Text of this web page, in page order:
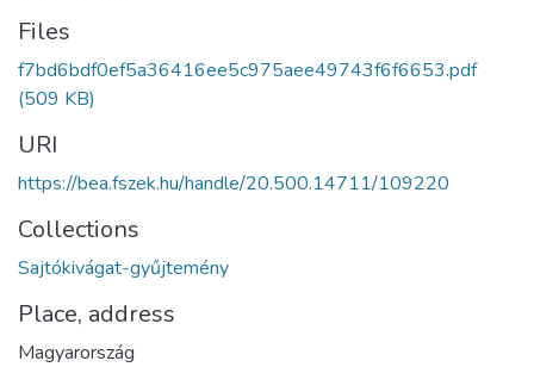
Files
f7bd6bdf0ef5a36416ee5c975aee49743f6f6653.pdf
(509 KB)
URI
https://bea.fszek.hu/handle/20.500.14711/109220
Collections
Sajtókivágat-gyűjtemény
Place, address
Magyarország